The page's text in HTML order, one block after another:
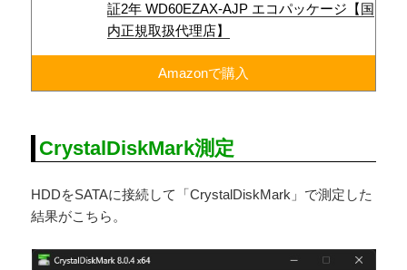
証2年 WD60EZAX-AJP エコパッケージ【国
内正規取扱代理店】
Amazonで購入
CrystalDiskMark測定
HDDをSATAに接続して「CrystalDiskMark」で測定した
結果がこちら。